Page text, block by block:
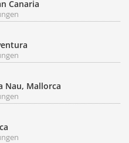
Canaria
Nau, Mallorca